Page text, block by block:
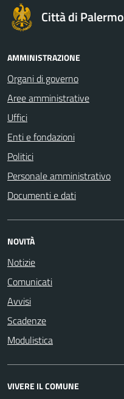
Città di Palermo
AMMINISTRAZIONE
Organi di governo
Aree amministrative
Uffici
Enti e fondazioni
Politici
Personale amministrativo
Documenti e dati
NOVITÀ
Notizie
Comunicati
Avvisi
Scadenze
Modulistica
VIVERE IL COMUNE